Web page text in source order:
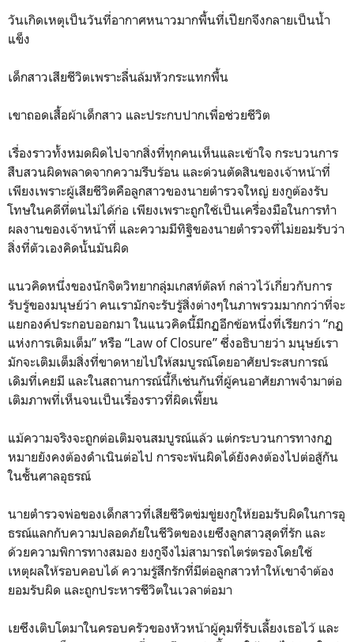
วันเกิดเหตุเป็นวันที่อากาศหนาวมากพื้นที่เปียกจึงกลายเป็นน้ำ
แข็ง
เด็กสาวเสียชีวิตเพราะลื่นล้มหัวกระแทกพื้น
เขาถอดเสื้อผ้าเด็กสาว และประกบปากเพื่อช่วยชีวิต
เรื่องราวทั้งหมดผิดไปจากสิ่งที่ทุกคนเห็นและเข้าใจ กระบวนการ
สืบสวนผิดพลาดจากความรีบร้อน และด่วนตัดสินของเจ้าหน้าที่
เพียงเพราะผู้เสียชีวิตคือลูกสาวของนายตำรวจใหญ่ ยงกูต้องรับ
โทษในคดีที่ตนไม่ได้ก่อ เพียงเพราะถูกใช้เป็นเครื่องมือในการทำ
ผลงานของเจ้าหน้าที่ และความมีทิฐิของนายตำรวจที่ไม่ยอมรับว่า
สิ่งที่ตัวเองคิดนั้นมันผิด
แนวคิดหนึ่งของนักจิตวิทยากลุ่มเกสท์ตัลท์ กล่าวไว้เกี่ยวกับการ
รับรู้ของมนุษย์ว่า คนเรามักจะรับรู้สิ่งต่างๆในภาพรวมมากกว่าที่จะ
แยกองค์ประกอบออกมา ในแนวคิดนี้มีกฏอีกข้อหนึ่งที่เรียกว่า “กฏ
แห่งการเติมเต็ม” หรือ “Law of Closure” ซึ่งอธิบายว่า มนุษย์เรา
มักจะเติมเต็มสิ่งที่ขาดหายไปให้สมบูรณ์โดยอาศัยประสบการณ์
เดิมที่เคยมี และในสถานการณ์นี้ก็เช่นกันที่ผู้คนอาศัยภาพจำมาต่อ
เติมภาพที่เห็นจนเป็นเรื่องราวที่ผิดเพี้ยน
แม้ความจริงจะถูกต่อเติมจนสมบูรณ์แล้ว แต่กระบวนการทางกฏ
หมายยังคงต้องดำเนินต่อไป การจะพ้นผิดได้ยังคงต้องไปต่อสู้กัน
ในชั้นศาลอุธรณ์
นายตำรวจพ่อของเด็กสาวที่เสียชีวิตข่มขู่ยงกูให้ยอมรับผิดในการอุ
ธรณ์แลกกับความปลอดภัยในชีวิตของเยซึงลูกสาวสุดที่รัก และ
ด้วยความพิการทางสมอง ยงกูจึงไม่สามารถไตร่ตรองโดยใช้
เหตุผลให้รอบคอบได้ ความรู้สึกรักที่มีต่อลูกสาวทำให้เขาจำต้อง
ยอมรับผิด และถูกประหารชีวิตในเวลาต่อมา
เยซึงเติบโตมาในครอบครัวของหัวหน้าผู้คุมที่รับเลี้ยงเธอไว้ และ